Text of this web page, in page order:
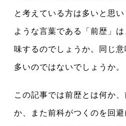
と考えている方は多いと思
ような言葉である「前歴」
味するのでしょうか。同じ
多いのではないでしょうか。
この記事では前歴とは何か
か、また前科がつくのを回